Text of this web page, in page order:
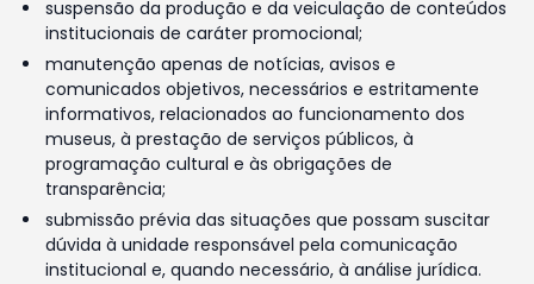
suspensão da produção e da veiculação de conteúdos
institucionais de caráter promocional;
manutenção apenas de notícias, avisos e
comunicados objetivos, necessários e estritamente
informativos, relacionados ao funcionamento dos
museus, à prestação de serviços públicos, à
programação cultural e às obrigações de
transparência;
submissão prévia das situações que possam suscitar
dúvida à unidade responsável pela comunicação
institucional e, quando necessário, à análise jurídica.